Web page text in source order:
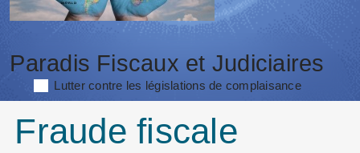
Paradis Fiscaux et Judiciaires
Lutter contre les législations de complaisance
Fraude fiscale